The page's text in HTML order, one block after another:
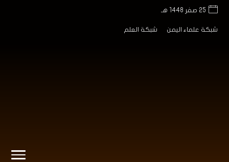
25 صفر 1448 هـ
شبكة علماء اليمن شبكة العلم